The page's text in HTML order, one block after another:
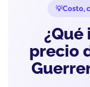
Costo,
precio